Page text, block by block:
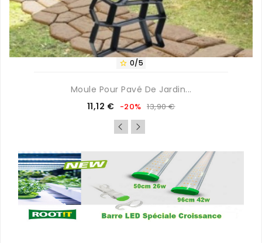
 0/5
Moule Pour Pavé De Jardin...
Prix
11,12 € Prix
de
base
-20% 13,90 €